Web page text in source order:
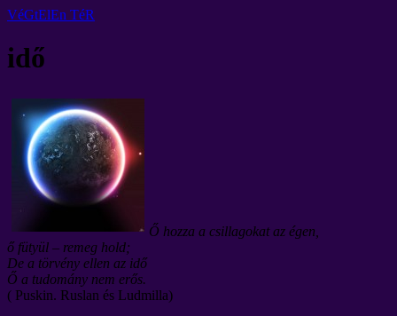
VéGtElEn TéR
idő
Ő hozza a csillagokat az égen,
ő fütyül – remeg hold;
De a törvény ellen az idő
Ő a tudomány nem erős.
( Puskin. Ruslan és Ludmilla)